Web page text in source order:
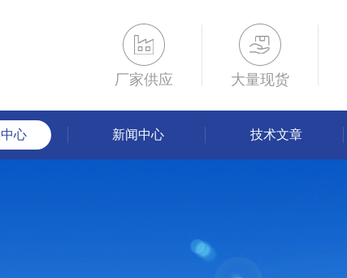
厂家供应 大量现货
心 新闻中心 技术文章